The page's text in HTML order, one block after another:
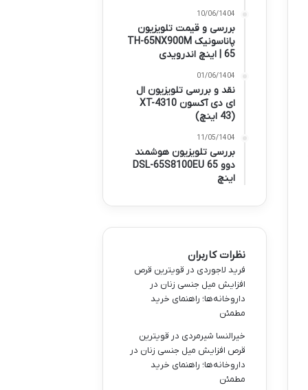
10/06/1404
بررسی و قیمت تلویزیون
پاناسونیک TH-65NX900M
| 65 اینچ اندرویدی
01/06/1404
نقد و بررسی تلویزیون ال
ای دی آکسون XT-4310
(43 اینچ)
11/05/1404
بررسی تلویزیون هوشمند
دوو DSL-65S8100EU 65
اینچ
نظرات کاربران
فرید لاجوردی در قویترین قرص
افزایش میل جنسی زنان در
داروخانه‌ها؛ راهنمای خرید
مطمئن
خیرالنسا شیرمردی در قویترین
قرص افزایش میل جنسی زنان در
داروخانه‌ها؛ راهنمای خرید
مطمئن